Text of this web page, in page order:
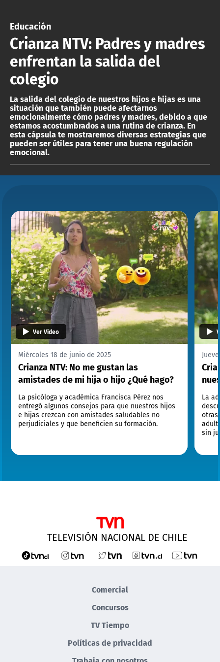
CORPORATIVO Y TRANSPARENCIA
CANAL DE DENUNCIAS
ÁREA DE PROYECTOS
Educación
Crianza NTV: Padres y madres
enfrentan la salida del
colegio
La salida del colegio de nuestros hijos e hijas es una
situación que también puede afectarnos
emocionalmente cómo padres y madres, debido a que
estamos acostumbrados a una rutina de crianza. En
esta cápsula te mostraremos diversas estrategias que
pueden ser útiles para tener una buena regulación
emocional.
Ver Video
Miércoles 18 de junio de 2025
Crianza NTV: No me gustan las
amistades de mi hija o hijo ¿Qué hago?
La psicóloga y académica Francisca Pérez nos
entregó algunos consejos para que nuestros hijos
e hijas crezcan con amistades saludables no
perjudiciales y que beneficien su formación.
La
otras
sin
TELEVISIÓN NACIONAL DE CHILE
Comercial
Concursos
TV Tiempo
Políticas de privacidad